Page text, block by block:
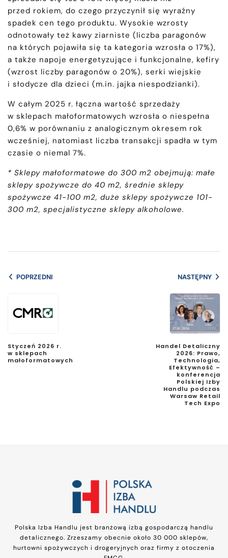
przed rokiem, do czego przyczynił się wyraźny
spadek cen tego produktu. Wysokie wzrosty
odnotowały też kawy ziarniste (liczba paragonów
na których pojawiła się ta kategoria wzrosła o 17%),
a także napoje energetyzujące i funkcjonalne, kefiry
(wzrost liczby paragonów o 20%), serki wiejskie
i słodycze dla dzieci (m.in. jajka niespodzianki).
W całym 2025 r. łączna wartość sprzedaży
w sklepach małoformatowych wzrosła o niespełna
0,6% w porównaniu z analogicznym okresem rok
wcześniej, natomiast liczba transakcji spadła w tym
czasie o niemal 7%.
* Sklepy małoformatowe do 300 m2 obejmują: małe
sklepy spożywcze do 40 m2, średnie sklepy
spożywcze 41-100 m2, duże sklepy spożywcze 101-
300 m2, specjalistyczne sklepy alkoholowe.
POPRZEDNI
Styczeń 2026 r.
w sklepach
małoformatowych
NASTĘPNY
Handel Detaliczny
2026: Prawo,
Technologia,
Efektywność –
konferencja
Polskiej Izby
Handlu podczas
Warsaw Retail
Tech Expo
Polska Izba Handlu jest branżową izbą gospodarczą handlu
detalicznego. Zrzeszamy obecnie około 30 000 sklepów,
hurtowni spożywczych i drogeryjnych oraz firmy z otoczenia